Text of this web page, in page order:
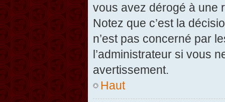
vous avez dérogé à une
Notez que c’est la
n’est pas concerné par
l’administrateur si vous
avertissement.
Haut